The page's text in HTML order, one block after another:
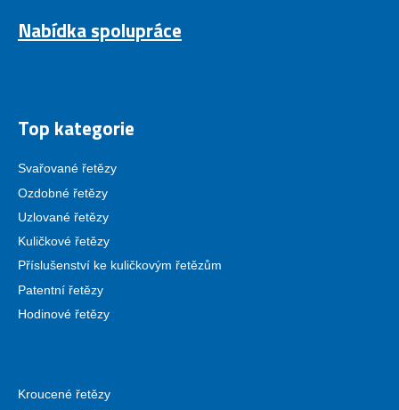
Nabídka spolupráce
Top kategorie
Svařované řetězy
Ozdobné řetězy
Uzlované řetězy
Kuličkové řetězy
Příslušenství ke kuličkovým řetězům
Patentní řetězy
Hodinové řetězy
Kroucené řetězy